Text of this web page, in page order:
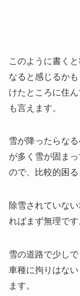
このように書く
なると感じるか
けたところに住
も言えます。
雪が降ったらな
が多く雪が固ま
ので、比較的困る
除雪されていな
ればまず無理です
雪の道路で少し
車種に拘りはな
ます。